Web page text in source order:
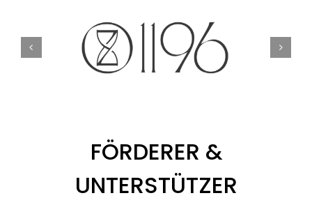
FÖRDERER &
UNTERSTÜTZER